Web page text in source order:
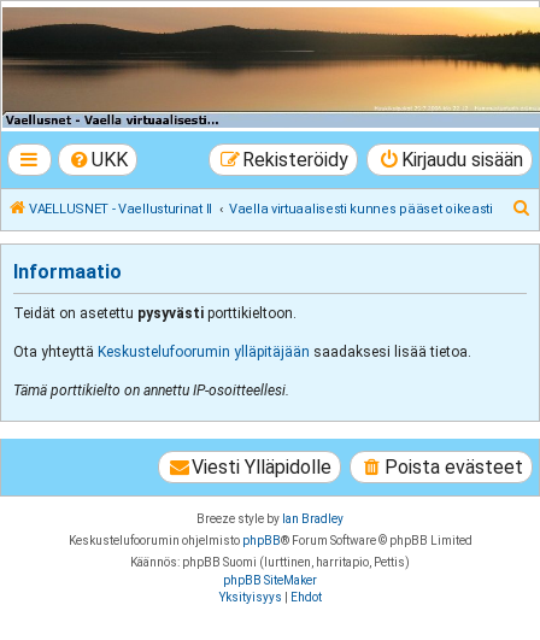
VAELLUSNET -
Vaellusturinat II
UKK Kirjaudu sisään
Rekisteröidy
VAELLUSNET - Vaellusturinat II Vaella virtuaalisesti kunnes pääset oikeasti
Informaatio
Teidät on asetettu pysyvästi porttikieltoon.
Ota yhteyttä Keskustelufoorumin ylläpitäjään saadaksesi lisää tietoa.
Tämä porttikielto on annettu IP-osoitteellesi.
Poista evästeet
Viesti Ylläpidolle
Breeze style by Ian Bradley
Keskustelufoorumin ohjelmisto phpBB® Forum Software © phpBB Limited
Käännös: phpBB Suomi (lurttinen, harritapio, Pettis)
phpBB SiteMaker
Yksityisyys
Ehdot